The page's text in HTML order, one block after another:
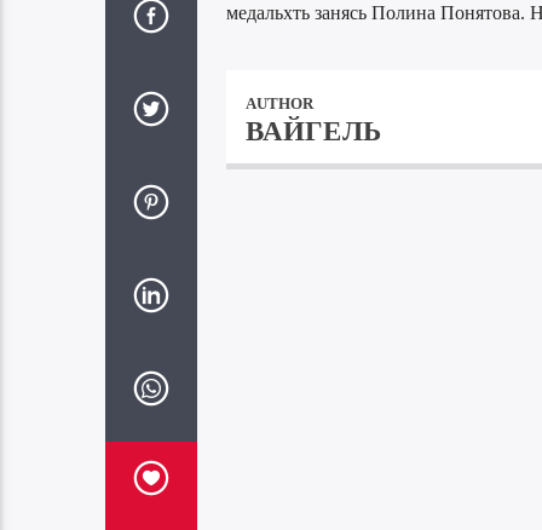
медальхть занясь Полина Понятова.
AUTHOR
ВАЙГЕЛЬ